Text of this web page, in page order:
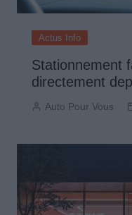
Actus Info
Stationnement
directement
Auto Pour Vous